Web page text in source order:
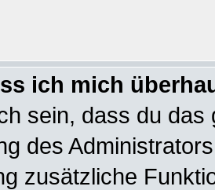
ich mich
sein, dass du
des
zusätzliche